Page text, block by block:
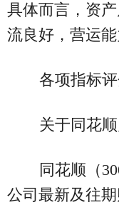
具体而言，资
流良好，营运能
各项指标评
关于同花
同花顺（
公司最新及往